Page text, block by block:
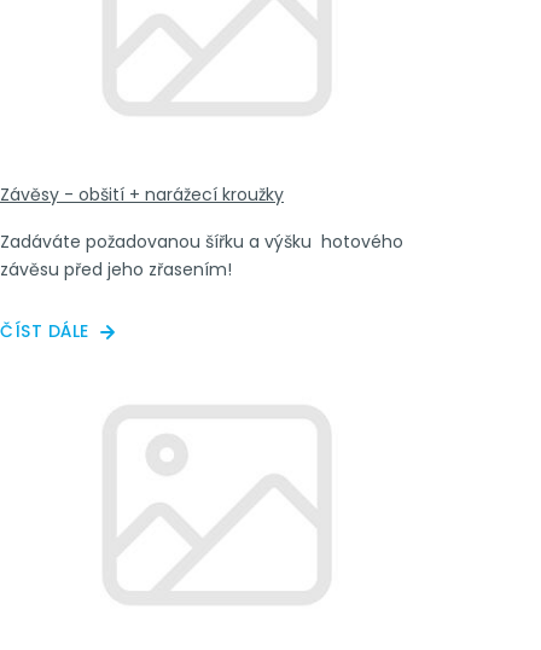
Závěsy - obšití + narážecí kroužky
Zadáváte požadovanou šířku a výšku hotového
závěsu před jeho zřasením!
ČÍST DÁLE